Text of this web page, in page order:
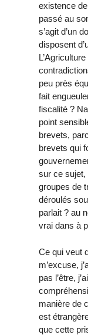
existence
passé au
s’agit d’un
disposent
peu près
fait
fiscalité ?
point
brevets,
brevets qui
sur ce sujet,
groupes de
déroulés
parlait ? au
vrai dans à
Ce qui veut
m’excuse,
pas l’être,
manière de
est
que cette